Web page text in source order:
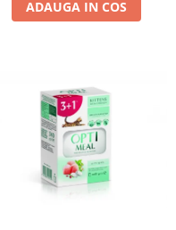
ADAUGA IN COS